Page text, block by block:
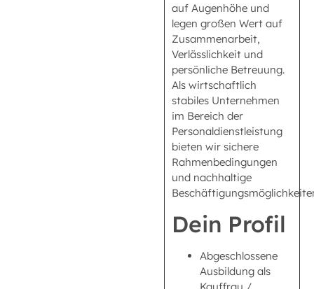
auf Augenhöhe und
legen großen Wert auf
Zusammenarbeit,
Verlässlichkeit und
persönliche Betreuung.
Als wirtschaftlich
stabiles Unternehmen
im Bereich der
Personaldienstleistung
bieten wir sichere
Rahmenbedingungen
und nachhaltige
Dein Profil
Abgeschlossene
Ausbildung als